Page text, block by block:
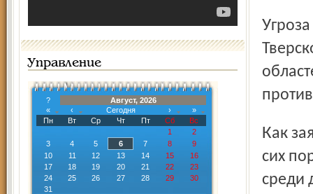
Управление
?
Август, 2026
«
‹ Сегодня ›
»
Пн
Вт Ср Чт Пт Сб
Вс
1
2
3
4 5 6 7 8
9
10
11 12 13 14 15
16
17
18 19 20 21 22
23
24
25 26 27 28 29
30
31
Угроза более чем реальна. Инфекция уже добралась до
Как заявил главный ветврач России Николай Власов, до
сих
среди